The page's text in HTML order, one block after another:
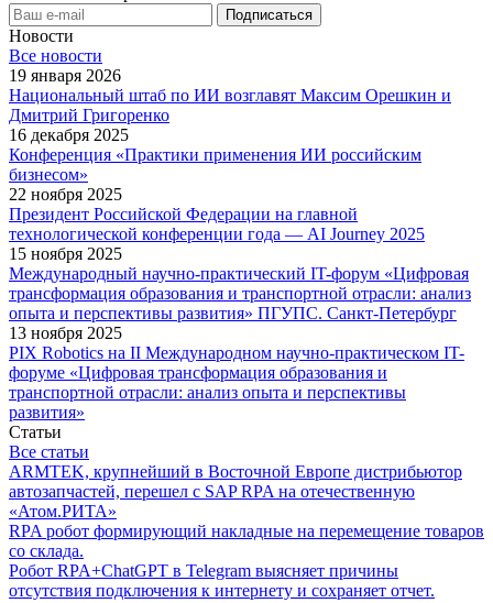
Новости
Все новости
19 января 2026
Национальный штаб по ИИ возглавят Максим Орешкин и
Дмитрий Григоренко
16 декабря 2025
Конференция «Практики применения ИИ российским
бизнесом»
22 ноября 2025
Президент Российской Федерации на главной
технологической конференции года — AI Journey 2025
15 ноября 2025
Международный научно-практический IT-форум «Цифровая
трансформация образования и транспортной отрасли: анализ
опыта и перспективы развития» ПГУПС. Санкт-Петербург
13 ноября 2025
PIX Robotics на II Международном научно-практическом IT-
форуме «Цифровая трансформация образования и
транспортной отрасли: анализ опыта и перспективы
развития»
Статьи
Все статьи
ARMTEK, крупнейший в Восточной Европе дистрибьютор
автозапчастей, перешел с SAP RPA на отечественную
«Атом.РИТА»
RPA робот формирующий накладные на перемещение товаров
со склада.
Робот RPA+ChatGPT в Telegram выясняет причины
отсутствия подключения к интернету и сохраняет отчет.